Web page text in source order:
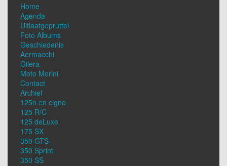
Home
Agenda
Uitlaatgepruttel
Foto Albums
Geschiedenis
Aermacchi
Gilera
Moto Morini
Contact
Archief
125n en cigno
125 R/C
125 deLuxe
175 SX
350 GTS
350 Sprint
350 SS